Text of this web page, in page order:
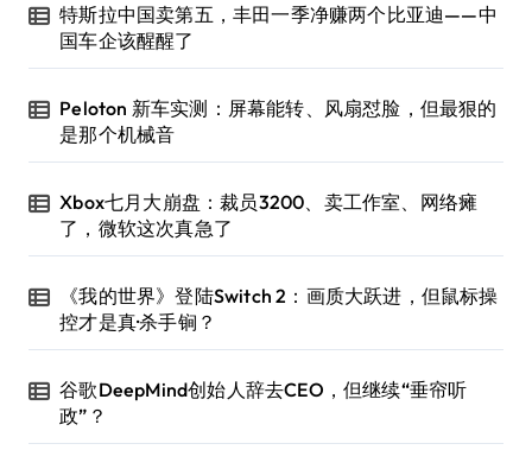
特斯拉中国卖第五，丰田一季净赚两个比亚迪——中
国车企该醒醒了
Peloton 新车实测：屏幕能转、风扇怼脸，但最狠的
是那个机械音
Xbox七月大崩盘：裁员3200、卖工作室、网络瘫
了，微软这次真急了
《我的世界》登陆Switch 2：画质大跃进，但鼠标操
控才是真·杀手锏？
谷歌DeepMind创始人辞去CEO，但继续“垂帘听
政”？